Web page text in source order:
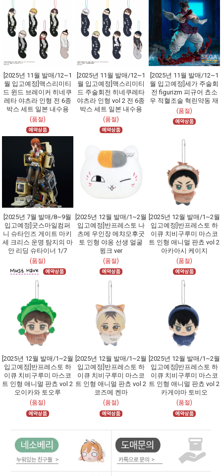
[2025년 11월 발매/12~1
월 입고예정]맥스리미티
드 윈드 브레이커 히네쿠
레타 야츠라 인형 전 6종
박스 세트 일본 내수용
(품절)
[2025년 11월 발매/12~1
월 입고예정]맥스리미티
드 주술회전 히네쿠레타
야츠라 인형 vol 2 전 6종
박스 세트 일본 내수용
(품절)
[2025년 11월 발매/12~1
월 입고예정]세가 주술회
전 figurizm 피규어 쵸소
우 적혈조술 혁린약동 재
(품절)
[2025년 7월 발매/8~9월
입고예정]굿스마일컴퍼
니 슈타인즈 게이트 마키
세 크리스 운명 탐지의 마
안 리딩 슈타이너 1/7
(품절)
[2025년 12월 발매/1~2월
입고예정]반프레스토 나
츠메 우인장 메챠모후굿
토 인형 야옹 선생 얼굴
윙크 ver
(품절)
[2025년 12월 발매/1~2월
입고예정]반프레스토 하
이큐 치비구루미 마스코
트 인형 애니멀 판쵸 vol 2
아카아시 케이지
(품절)
[2025년 12월 발매/1~2월
입고예정]반프레스토 하
이큐 치비구루미 마스코
트 인형 애니멀 판쵸 vol 2
오이카와 토오루
(품절)
[2025년 12월 발매/1~2월
입고예정]반프레스토 하
이큐 치비구루미 마스코
트 인형 애니멀 판쵸 vol 2
코즈메 켄마
(품절)
[2025년 12월 발매/1~2월
입고예정]반프레스토 하
이큐 치비구루미 마스코
트 인형 애니멀 판쵸 vol 2
카게야마 토비오
(품절)